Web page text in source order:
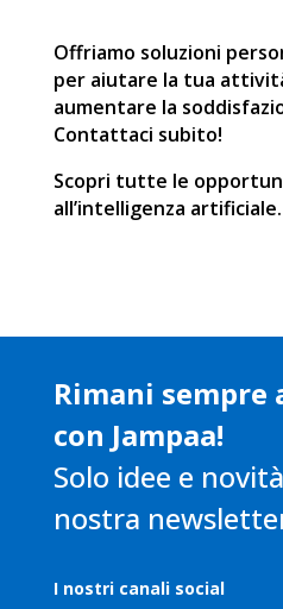
Offriamo soluzioni
per aiutare la tua
aumentare la
Contattaci subito!
Scopri tutte le
all’intelligenza artificiale.
Rimani sempre
con Jampaa!
Solo idee e
nostra
I nostri canali social